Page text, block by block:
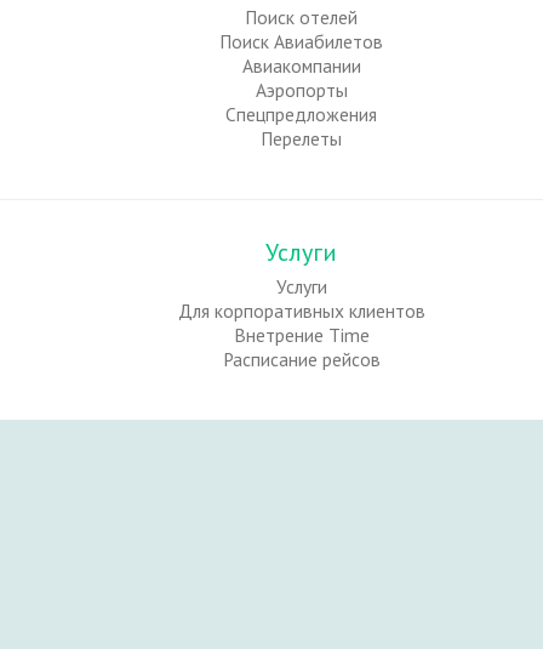
Поиск отелей
Поиск Авиабилетов
Авиакомпании
Аэропорты
Спецпредложения
Перелеты
Услуги
Услуги
Для корпоративных клиентов
Внетрение Time
Расписание рейсов